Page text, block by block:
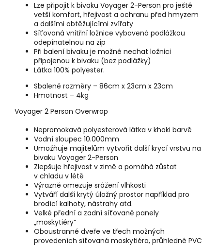
Lze připojit k bivaku Voyager 2-Person pro ještě
vetší komfort, hřejivost a ochranu před hmyzem
a dalšími obtěžujícími zvířaty
Síťovaná vnitřní ložnice vybavená podlážkou
odepínatelnou na zip
Při balení bivaku je možné nechat ložnici
připojenou k bivaku (bez podlážky)
Látka 100% polyester.
Sbalené rozměry – 86cm x 23cm x 23cm
Hmotnost – 4kg
Voyager 2 Person Overwrap
Nepromokavá polyesterová látka v khaki barvě
Vodní sloupec 10.000mm
Umožňuje majitelům vytvořit další krycí vrstvu na
bivaku Voyager 2-Person
Zlepšuje hřejivost v zimě a pomáhá zůstat
v chladu v létě
Výrazně omezuje srážení vlhkosti
Vytváří další krytý úložný prostor například pro
brodící kalhoty, nástrahy atd.
Velké přední a zadní síťované panely
„moskytiéry“
Oboustranné dveře ve třech možných
provedeních síťovaná moskytiéra, průhledné PVC